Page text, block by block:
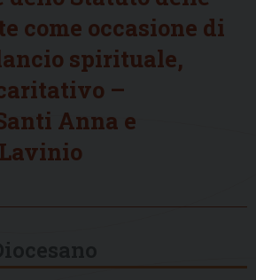
come occasione di
spirituale,
–
Anna e